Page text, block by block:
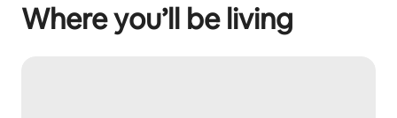
Where you’ll be living